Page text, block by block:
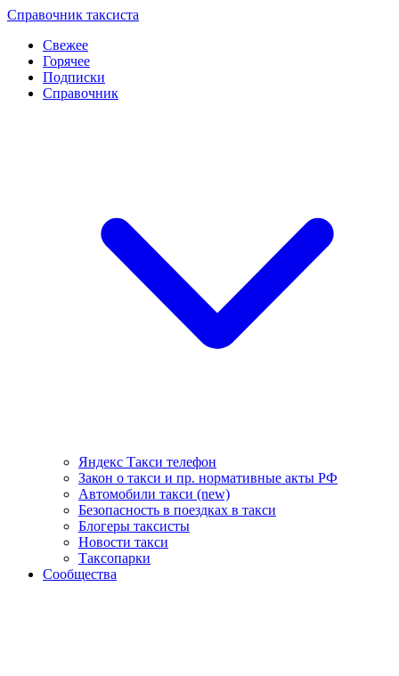
Перейти
контенту
Справочник таксиста
Свежее
Горячее
Подписки
Справочник
Яндекс Такси телефон
Закон о такси и пр. нормативные акты РФ
Автомобили такси (new)
Безопасность в поездках в такси
Блогеры таксисты
Новости такси
Таксопарки
Сообщества